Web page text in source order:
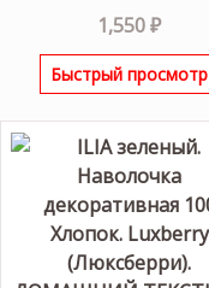
1,550₽
Быстрый просмотр